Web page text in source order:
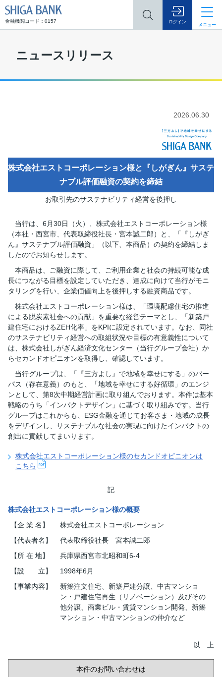
金融機関コード：0157 ログイン
メニュー
ニュースリリース
2026.06.30
株式会社エストコーポレーション様と『しがぎん』サステ
ナブル評価融資の契約を締結
お取引先のサステナビリティ経営を後押し
当行は、6月30日（火）、株式会社エストコーポレーション様
（本社・西宮市、代表取締役社長・宮本誠二郎）と、「『しがぎ
ん』サステナブル評価融資」（以下、本商品）の契約を締結しま
したのでお知らせします。
本商品は、ご融資に際して、ご利用企業と社会の持続可能な成
長につながる目標を設定していただき、達成に向けて当行がモニ
タリングを行い、企業価値向上を後押しする融資商品です。
株式会社エストコーポレーション様は、「環境配慮住宅の推進
による脱炭素社会への貢献」を重要な経営テーマとし、「新築戸
建住宅におけるZEH化率」をKPIに設定されています。なお、同社
のサステナビリティ経営への取組状況や目標の有意義性について
は、株式会社しがぎん経済文化センター（当行グループ会社）か
らセカンドオピニオンを取得し、確認しています。
当行グループは、「『三方よし』で地域を幸せにする」のパー
パス（存在意義）のもと、「地域を幸せにする好循環」のエンジ
ンとして、第8次中期経営計画に取り組んでおります。本件は基本
戦略のうち「インパクトデザイン」に基づく取り組みです。当行
グループはこれからも、ESG金融を通じてお客さま・地域の成長
をデザインし、サステナブルな社会の実現に向けたインパクトの
創出に貢献してまいります。
株式会社エストコーポレーション様のセカンドオピニオンは
こちら
記
株式会社エストコーポレーション様の概要
【企 業 名】
株式会社エストコーポレーション
【代表者名】
代表取締役社長 宮本誠二郎
【所 在 地】
兵庫県西宮市北昭和町6-4
【設 立】
1998年6月
【事業内容】
新築注文住宅、新築戸建分譲、中古マンショ
ン・戸建住宅再生（リノベーション）及びその
他分譲、商業ビル・賃貸マンション開発、新築
マンション・中古マンションの仲介など
以 上
本件のお問い合わせは